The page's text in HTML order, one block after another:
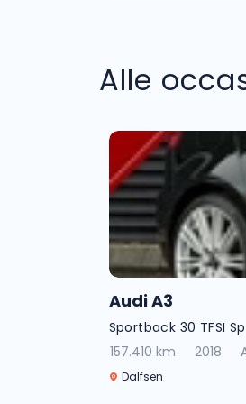
Alle
Audi A3
Sportback 30 TFSI
157.410 km
2018
Dalfsen